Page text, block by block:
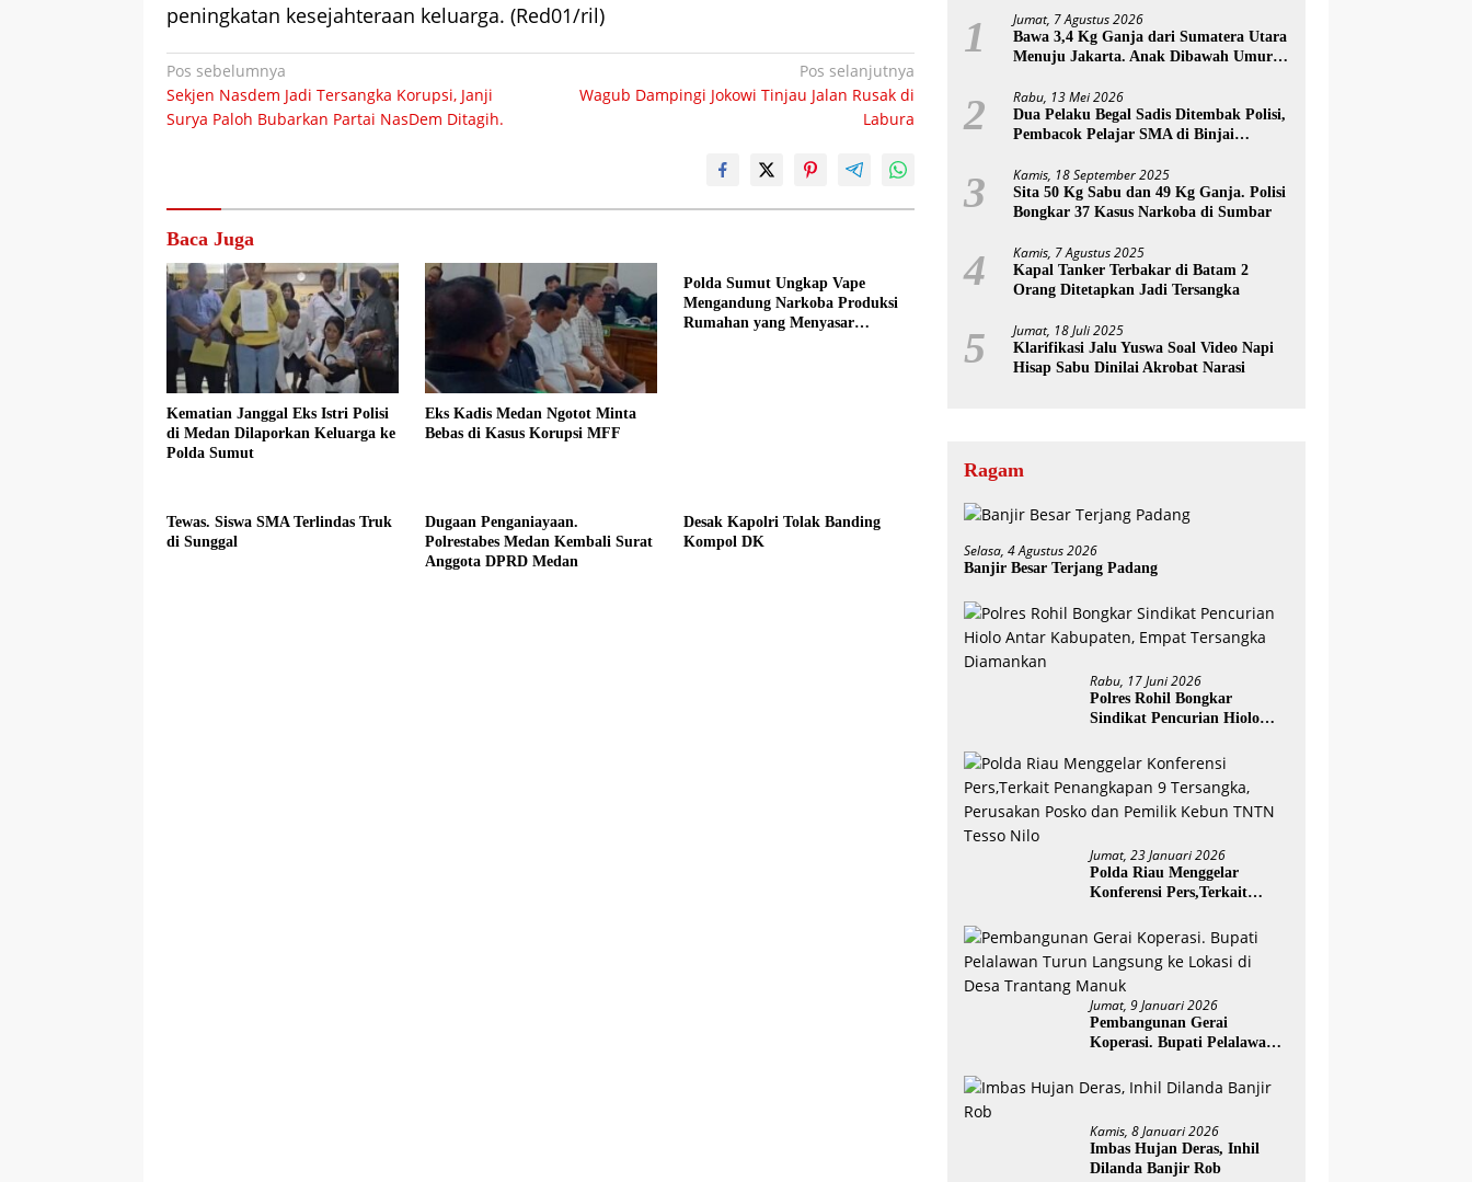
peningkatan kesejahteraan keluarga. (Red01/ril)
Navigasi
pos
Pos sebelumnya
Sekjen Nasdem Jadi Tersangka Korupsi, Janji
Surya Paloh Bubarkan Partai NasDem Ditagih.
Pos selanjutnya
Wagub Dampingi Jokowi Tinjau Jalan Rusak di
Labura
Baca Juga
Kematian Janggal Eks Istri Polisi
di Medan Dilaporkan Keluarga ke
Polda Sumut
Eks Kadis Medan Ngotot Minta
Bebas di Kasus Korupsi MFF
Polda Sumut Ungkap Vape
Mengandung Narkoba Produksi
Rumahan yang Menyasar
Tewas. Siswa SMA Terlindas Truk
di Sunggal
Dugaan Penganiayaan.
Polrestabes Medan Kembali Surat
Anggota DPRD Medan
Desak Kapolri Tolak Banding
Kompol DK
1 Jumat, 7 Agustus 2026
Bawa 3,4 Kg Ganja dari Sumatera Utara
Menuju Jakarta. Anak Dibawah Umur
2 Rabu, 13 Mei 2026
Dua Pelaku Begal Sadis Ditembak Polisi,
Pembacok Pelajar SMA di Binjai
3 Kamis, 18 September 2025
Sita 50 Kg Sabu dan 49 Kg Ganja. Polisi
Bongkar 37 Kasus Narkoba di Sumbar
4 Kamis, 7 Agustus 2025
Kapal Tanker Terbakar di Batam 2
Orang Ditetapkan Jadi Tersangka
5 Jumat, 18 Juli 2025
Klarifikasi Jalu Yuswa Soal Video Napi
Hisap Sabu Dinilai Akrobat Narasi
Ragam
Selasa, 4 Agustus 2026
Banjir Besar Terjang Padang
Rabu, 17 Juni 2026
Polres Rohil Bongkar
Sindikat Pencurian Hiolo
Tersangka Diamankan
Jumat, 23 Januari 2026
Polda Riau Menggelar
Konferensi Pers,Terkait
Perusakan Posko dan
Pemilik Kebun TNTN Tesso
Nilo
Jumat, 9 Januari 2026
Pembangunan Gerai
Koperasi. Bupati Pelalawan
Desa Trantang Manuk
Kamis, 8 Januari 2026
Imbas Hujan Deras, Inhil
Dilanda Banjir Rob